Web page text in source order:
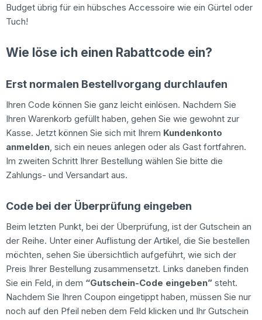
Budget übrig für ein hübsches Accessoire wie ein Gürtel oder
Tuch!
Wie löse ich einen Rabattcode ein?
Erst normalen Bestellvorgang durchlaufen
Ihren Code können Sie ganz leicht einlösen. Nachdem Sie
Ihren Warenkorb gefüllt haben, gehen Sie wie gewohnt zur
Kasse. Jetzt können Sie sich mit Ihrem Kundenkonto
anmelden, sich ein neues anlegen oder als Gast fortfahren.
Im zweiten Schritt Ihrer Bestellung wählen Sie bitte die
Zahlungs- und Versandart aus.
Code bei der Überprüfung eingeben
Beim letzten Punkt, bei der Überprüfung, ist der Gutschein an
der Reihe. Unter einer Auflistung der Artikel, die Sie bestellen
möchten, sehen Sie übersichtlich aufgeführt, wie sich der
Preis Ihrer Bestellung zusammensetzt. Links daneben finden
Sie ein Feld, in dem “Gutschein-Code eingeben” steht.
Nachdem Sie Ihren Coupon eingetippt haben, müssen Sie nur
noch auf den Pfeil neben dem Feld klicken und Ihr Gutschein